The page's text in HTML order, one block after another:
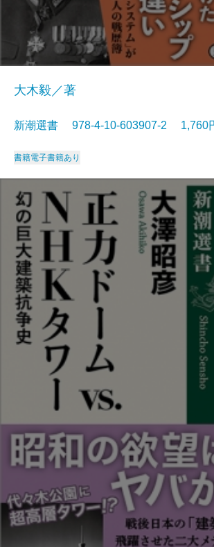
大木毅／著
新潮選書 978-4-10-603907-2 1,760
書籍電子書籍あり